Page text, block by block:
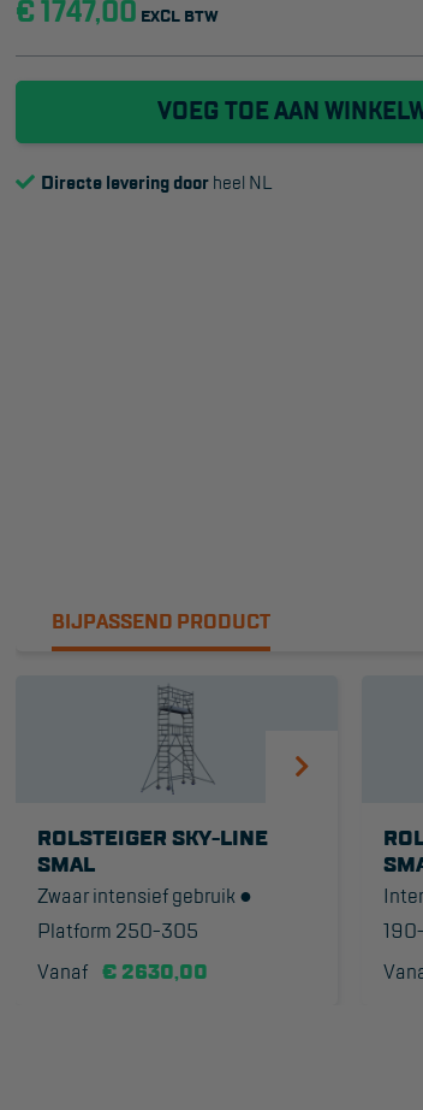
€ 1747,00 EXCL BTW
VOEG TOE AAN
Directe levering door heel NL
BIJPASSEND PRODUCT
ROLSTEIGER SKY-LINE
SMAL
Zwaar intensief gebruik ●
Platform 250-305
Vanaf € 2630,00